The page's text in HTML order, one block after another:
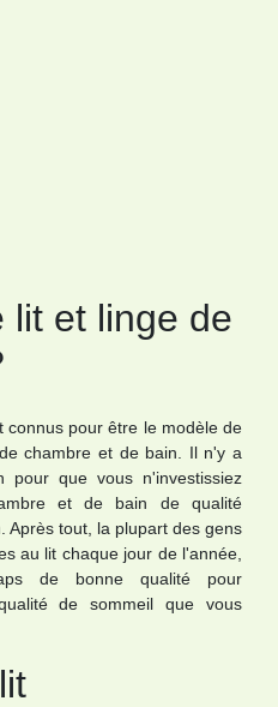
lit et linge de
connus pour être le modèle de
chambre et de bain. Il n'y a
pour que vous n'investissiez
et de bain de qualité
Après tout, la plupart des gens
au lit chaque jour de l'année,
de bonne qualité pour
de sommeil que vous